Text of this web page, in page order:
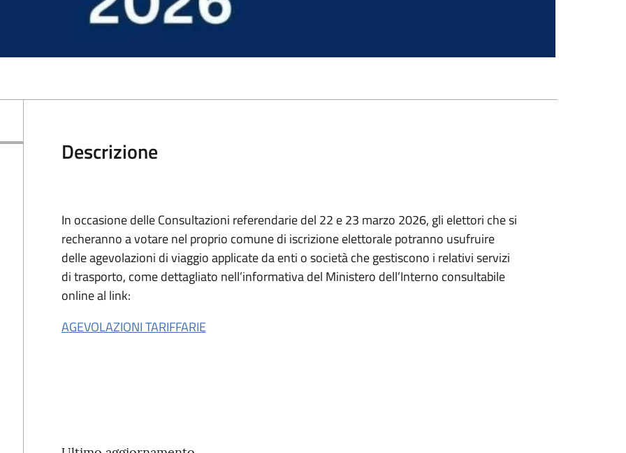
Descrizione
In occasione delle Consultazioni referendarie del 22 e 23 marzo 2026, gli elettori che si
recheranno a votare nel proprio comune di iscrizione elettorale potranno usufruire
delle agevolazioni di viaggio applicate da enti o società che gestiscono i relativi servizi
di trasporto, come dettagliato nell’informativa del Ministero dell’Interno consultabile
online al link:
AGEVOLAZIONI TARIFFARIE